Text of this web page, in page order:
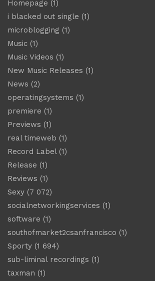
Homepage (1)
i blacked out single (1)
microblogging (1)
Music (1)
Music Videos (1)
New Music Releases (1)
News (2)
operatingsystems (1)
premiere (1)
Previews (1)
real timeweb (1)
Record Label(1)
Release (1)
Reviews (1)
Sexy (7 072)
socialnetworkingservices (1)
software (1)
southofmarket2csanfrancisco (1)
Sporty (1 694)
sub-liminal recordings (1)
taxman (1)